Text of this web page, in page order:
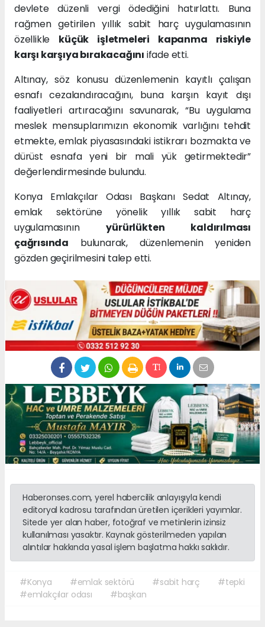
devlete düzenli vergi ödediğini hatırlattı. Buna
rağmen getirilen yıllık sabit harç uygulamasının
özellikle küçük işletmeleri kapanma riskiyle
karşı karşıya bırakacağını ifade etti.
Altınay, söz konusu düzenlemenin kayıtlı çalışan
esnafı cezalandıracağını, buna karşın kayıt dışı
faaliyetleri artıracağını savunarak, “Bu uygulama
meslek mensuplarımızın ekonomik varlığını tehdit
etmekte, emlak piyasasındaki istikrarı bozmakta ve
dürüst esnafa yeni bir mali yük getirmektedir”
değerlendirmesinde bulundu.
Konya Emlakçılar Odası Başkanı Sedat Altınay,
emlak sektörüne yönelik yıllık sabit harç
uygulamasınınyürürlükten kaldırılması
çağrısında bulunarak, düzenlemenin yeniden
gözden geçirilmesini talep etti.
Haberonses.com, yerel habercilik anlayışıyla kendi
editoryal kadrosu tarafından üretilen içerikleri yayımlar.
Sitede yer alan haber, fotoğraf ve metinlerin izinsiz
kullanılması yasaktır. Kaynak gösterilmeden yapılan
alıntılar hakkında yasal işlem başlatma hakkı saklıdır.
#Konya #emlak sektörü #sabit harç
#tepki
#emlakçılar odası
#başkan